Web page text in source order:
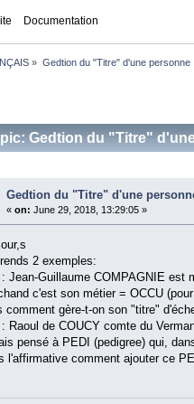
Documentation
» Gedtion du "Titre" d'une personne
Gedtion du "Titre"
Gedtion du "Titre" d'une
«on: June 29, 2018, 13:29:05 »
2 exemples:
: Jean-Guillaume COMPAGNIE est
c'est son métier = OCCU
comment gère-t-on son "titre"
: Raoul de COUCY comte du
pensé à PEDI (pedigree) qui,
l'affirmative comment ajouter ce